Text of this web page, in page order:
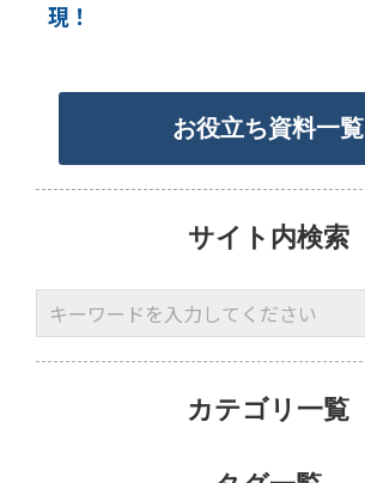
現！
お役立ち資料一覧
サイト内検索
カテゴリ一覧